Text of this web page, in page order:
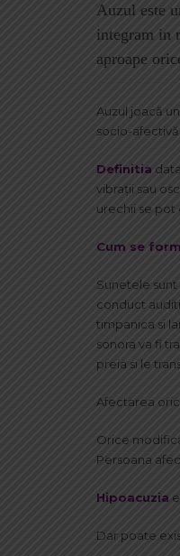
Auzul este
integram in
aproape
Auzul joacă
socio-
Definitia
vibrații sau
urechii se pot
Cum se
Sunetele
conduct
timpanica si
sonora va fi
preia si le
Afectarea
Orice
Persoana
Hipoacuzia
Dar poate